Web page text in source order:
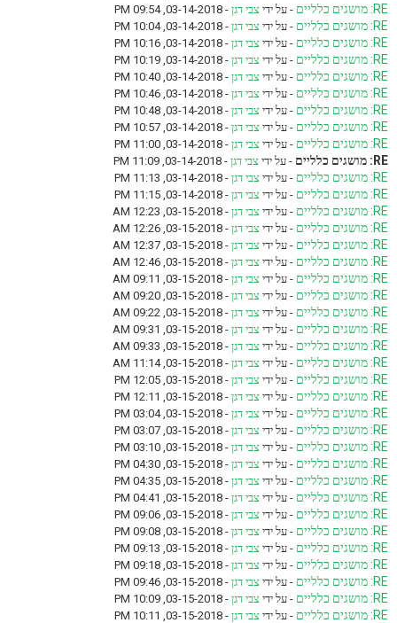
RE: מושגים כלליים - על ידי צבי דגן - 03-14-2018, 09:54 PM
RE: מושגים כלליים - על ידי צבי דגן - 03-14-2018, 10:04 PM
RE: מושגים כלליים - על ידי צבי דגן - 03-14-2018, 10:16 PM
RE: מושגים כלליים - על ידי צבי דגן - 03-14-2018, 10:19 PM
RE: מושגים כלליים - על ידי צבי דגן - 03-14-2018, 10:40 PM
RE: מושגים כלליים - על ידי צבי דגן - 03-14-2018, 10:46 PM
RE: מושגים כלליים - על ידי צבי דגן - 03-14-2018, 10:48 PM
RE: מושגים כלליים - על ידי צבי דגן - 03-14-2018, 10:57 PM
RE: מושגים כלליים - על ידי צבי דגן - 03-14-2018, 11:00 PM
RE: מושגים כלליים - על ידי צבי דגן - 03-14-2018, 11:09 PM
RE: מושגים כלליים - על ידי צבי דגן - 03-14-2018, 11:13 PM
RE: מושגים כלליים - על ידי צבי דגן - 03-14-2018, 11:15 PM
RE: מושגים כלליים - על ידי צבי דגן - 03-15-2018, 12:23 AM
RE: מושגים כלליים - על ידי צבי דגן - 03-15-2018, 12:26 AM
RE: מושגים כלליים - על ידי צבי דגן - 03-15-2018, 12:37 AM
RE: מושגים כלליים - על ידי צבי דגן - 03-15-2018, 12:46 AM
RE: מושגים כלליים - על ידי צבי דגן - 03-15-2018, 09:11 AM
RE: מושגים כלליים - על ידי צבי דגן - 03-15-2018, 09:20 AM
RE: מושגים כלליים - על ידי צבי דגן - 03-15-2018, 09:22 AM
RE: מושגים כלליים - על ידי צבי דגן - 03-15-2018, 09:31 AM
RE: מושגים כלליים - על ידי צבי דגן - 03-15-2018, 09:33 AM
RE: מושגים כלליים - על ידי צבי דגן - 03-15-2018, 11:14 AM
RE: מושגים כלליים - על ידי צבי דגן - 03-15-2018, 12:05 PM
RE: מושגים כלליים - על ידי צבי דגן - 03-15-2018, 12:11 PM
RE: מושגים כלליים - על ידי צבי דגן - 03-15-2018, 03:04 PM
RE: מושגים כלליים - על ידי צבי דגן - 03-15-2018, 03:07 PM
RE: מושגים כלליים - על ידי צבי דגן - 03-15-2018, 03:10 PM
RE: מושגים כלליים - על ידי צבי דגן - 03-15-2018, 04:30 PM
RE: מושגים כלליים - על ידי צבי דגן - 03-15-2018, 04:35 PM
RE: מושגים כלליים - על ידי צבי דגן - 03-15-2018, 04:41 PM
RE: מושגים כלליים - על ידי צבי דגן - 03-15-2018, 09:06 PM
RE: מושגים כלליים - על ידי צבי דגן - 03-15-2018, 09:08 PM
RE: מושגים כלליים - על ידי צבי דגן - 03-15-2018, 09:13 PM
RE: מושגים כלליים - על ידי צבי דגן - 03-15-2018, 09:18 PM
RE: מושגים כלליים - על ידי צבי דגן - 03-15-2018, 09:46 PM
RE: מושגים כלליים - על ידי צבי דגן - 03-15-2018, 10:09 PM
RE: מושגים כלליים - על ידי צבי דגן - 03-15-2018, 10:11 PM